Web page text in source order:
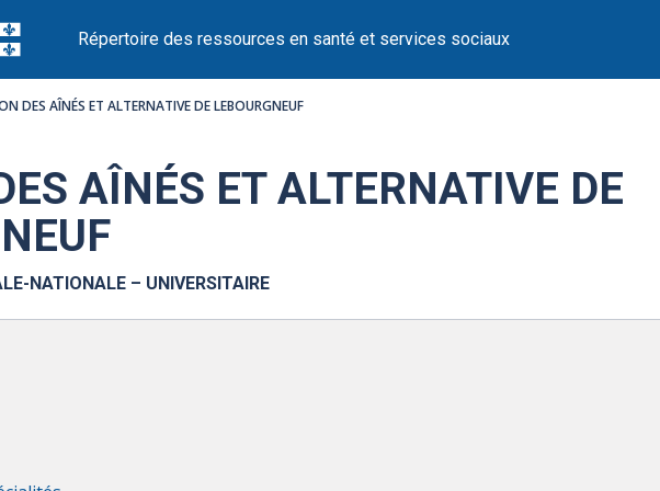
Répertoire des ressources en santé et services sociaux
DES AÎNÉS ET ALTERNATIVE DE LEBOURGNEUF
AÎNÉS ET ALTERNATIVE DE
NATIONALE – UNIVERSITAIRE